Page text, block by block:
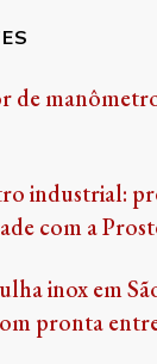
de
industrial:
com a
inox em
pronta